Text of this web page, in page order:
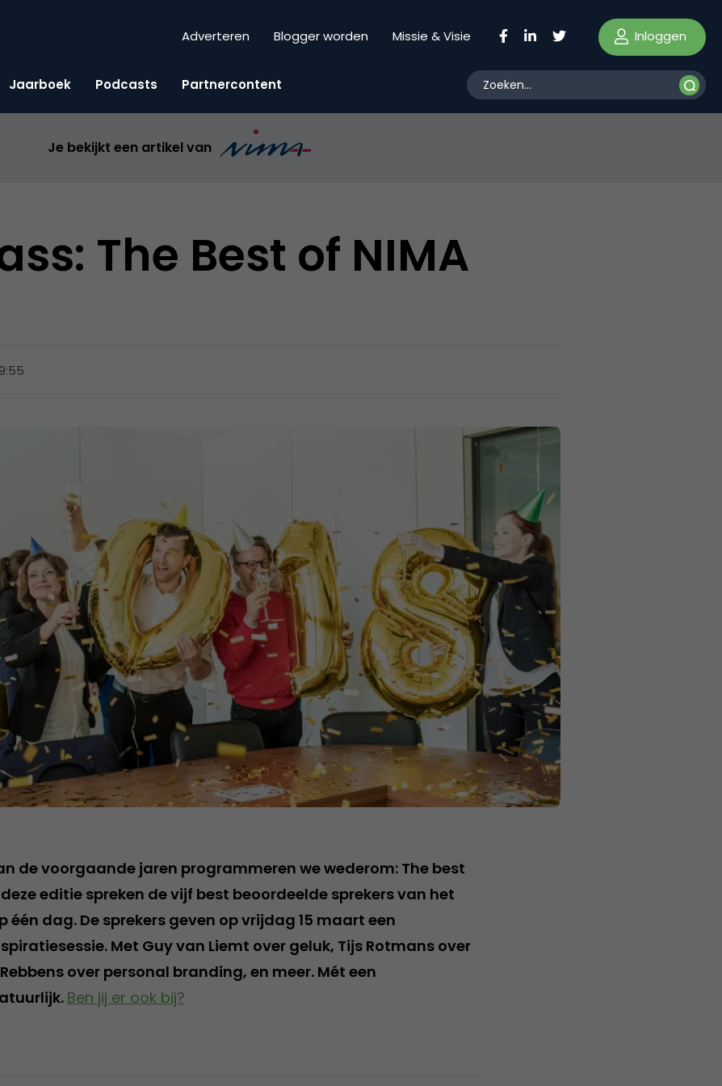
Adverteren Blogger worden Missie & Visie Inloggen
Jaarboek Podcasts Partnercontent
Je bekijkt een artikel van
The Best of NIMA
de voorgaande jaren programmeren we wederom: The best
editie spreken de vijf best beoordeelde sprekers van het
één dag. De sprekers geven op vrijdag 15 maart een
Met Guy van Liemt over geluk, Tijs Rotmans over
over personal branding, en meer. Mét een
Ben jij er ook bij?